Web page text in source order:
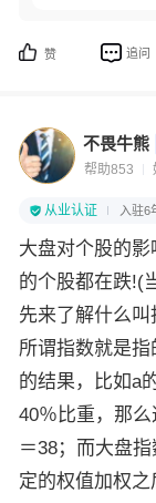
赞 追问
不畏牛熊
帮助853
从业认证 入驻6
大盘对个股的
的个股都在跌!(
先来了解什么叫
所谓指数就是指
的结果，比如a
40％比重，那
＝38；而大盘
定的权值加权